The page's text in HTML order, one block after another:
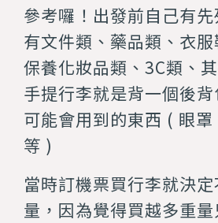
參考囉！出發前自己有
有文件類、藥品類、衣
保養化妝品類、3C類、
手提行李就是背一個後
可能會用到的東西 ( 眼
等 )
當時訂機票買行李就決
量，因為覺得買越多重